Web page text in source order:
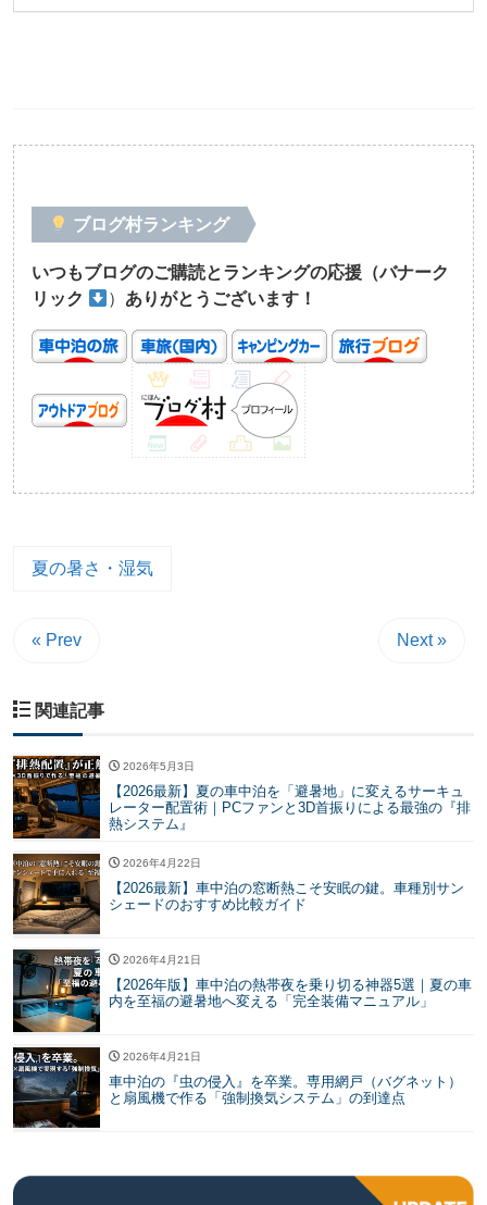
ブログ村ランキング
いつもブログのご購読とランキングの応援（バナーク
リック
） ありがとうございます！
夏の暑さ・湿気
« Prev Next »
関連記事
2026年5月3日
【2026最新】夏の車中泊を「避暑地」に変えるサーキュ
レーター配置術｜PCファンと3D首振りによる最強の『排
熱システム』
2026年4月22日
【2026最新】車中泊の窓断熱こそ安眠の鍵。車種別サン
シェードのおすすめ比較ガイド
2026年4月21日
【2026年版】車中泊の熱帯夜を乗り切る神器5選｜夏の車
内を至福の避暑地へ変える「完全装備マニュアル」
2026年4月21日
車中泊の『虫の侵入』を卒業。専用網戸（バグネット）
と扇風機で作る「強制換気システム」の到達点